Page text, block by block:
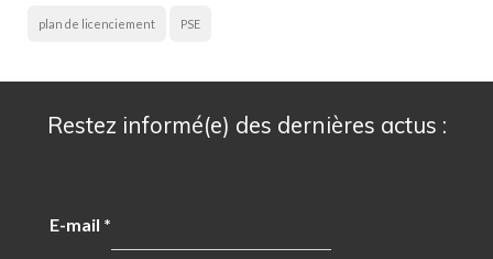
plan de licenciement PSE
Restez informé(e) des dernières actus :
E-mail *